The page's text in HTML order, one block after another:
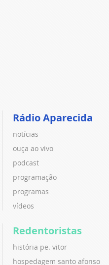
Rádio Aparecida
notícias
ouça ao vivo
podcast
programação
programas
vídeos
Redentoristas
história pe. vitor
hospedagem santo afonso